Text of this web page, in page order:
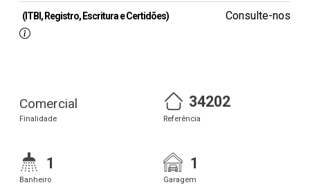
(ITBI, Registro, Escritura e Certidões) Consulte-nos
Comercial
Finalidade
34202
Referência
1
Banheiro
1
Garagem